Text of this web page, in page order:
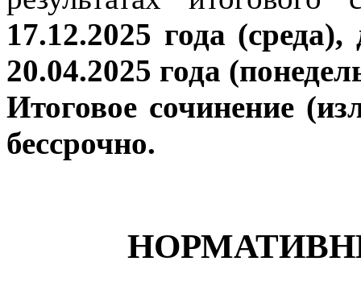
17.12.2025 года
20.04.2025 года
Итоговое сочинение
бессрочно.